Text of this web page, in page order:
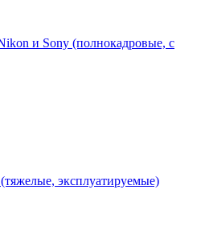
и Sony (полнокадровые, с
эксплуатируемые)